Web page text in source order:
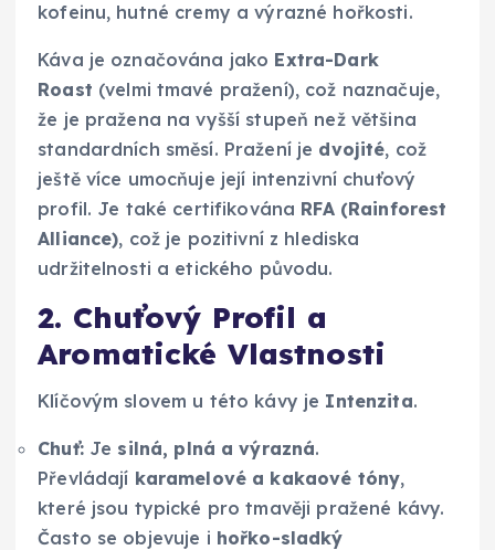
kofeinu, hutné cremy a výrazné hořkosti.
Káva je označována jako Extra-Dark
Roast (velmi tmavé pražení), což naznačuje,
že je pražena na vyšší stupeň než většina
standardních směsí. Pražení je dvojité, což
ještě více umocňuje její intenzivní chuťový
profil. Je také certifikována RFA (Rainforest
Alliance), což je pozitivní z hlediska
udržitelnosti a etického původu.
2. Chuťový Profil a
Aromatické Vlastnosti
Klíčovým slovem u této kávy je Intenzita.
Chuť:Je silná, plná a výrazná.
Převládají karamelové a kakaové tóny,
které jsou typické pro tmavěji pražené kávy.
Často se objevuje i hořko-sladký